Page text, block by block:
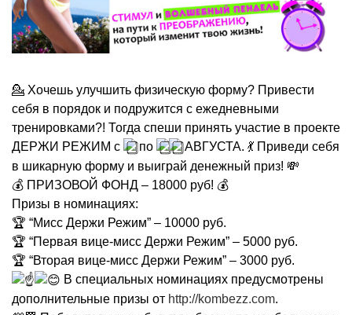
💁 Хочешь улучшить физическую форму? Привести
себя в порядок и подружится с ежедневными
тренировками?! Тогда спеши принять участие в проекте
ДЕРЖИ РЕЖИМ с
по
АВГУСТА. 💃 Приведи себя
в шикарную форму и выиграй денежный приз! 💸
💰 ПРИЗОВОЙ ФОНД – 18000 руб! 💰
Призы в номинациях:
🏆 “Мисс Держи Режим” – 10000 руб.
🏆 “Первая вице-мисс Держи Режим” – 5000 руб.
🏆 “Вторая вице-мисс Держи Режим” – 3000 руб.
В специальных номинациях предусмотрены
дополнительные призы от http://kombezz.com.